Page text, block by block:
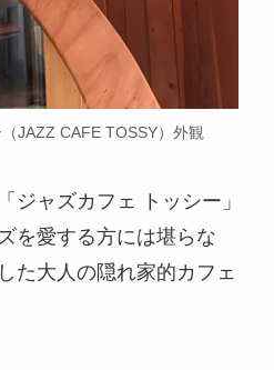
JAZZ CAFE TOSSY）外観
ジャズカフェ トッシー」
を愛する方には堪らな
た大人の隠れ家的カフェ